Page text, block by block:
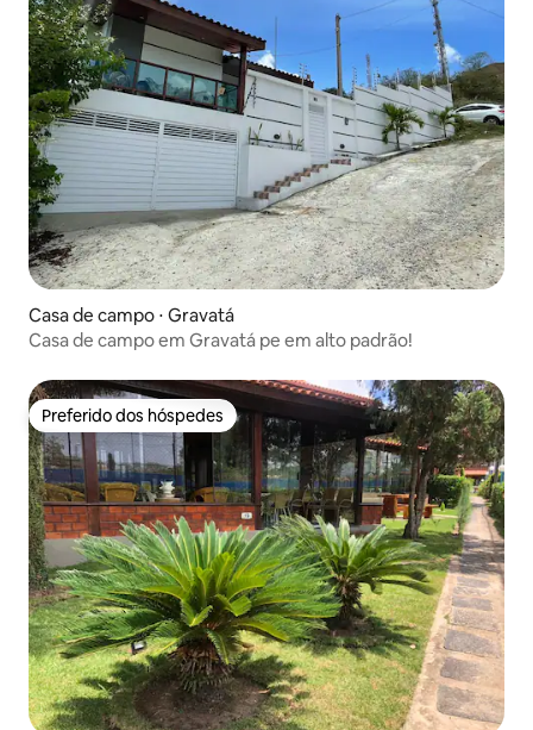
Casa de campo ⋅ Gravatá
Casa de campo em Gravatá pe em alto padrão!
Preferido dos hóspedes
Preferido dos hóspedes